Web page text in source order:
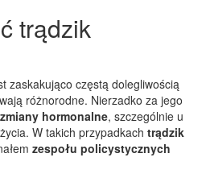
trądzik
zaskakująco częstą dolegliwością
różnorodne. Nierzadko za jego
zmiany hormonalne, szczególnie u
W takich przypadkach trądzik
zespołu policystycznych